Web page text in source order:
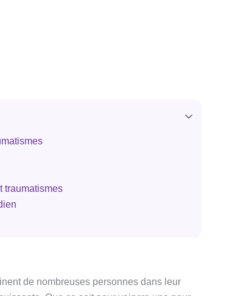
traumatismes
de nombreuses personnes dans leur